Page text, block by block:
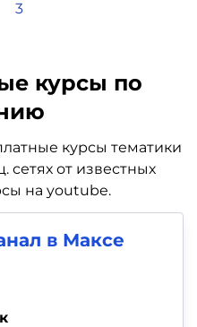
3
курсы по
курсы тематики
сетях от известных
на youtube.
в Максе